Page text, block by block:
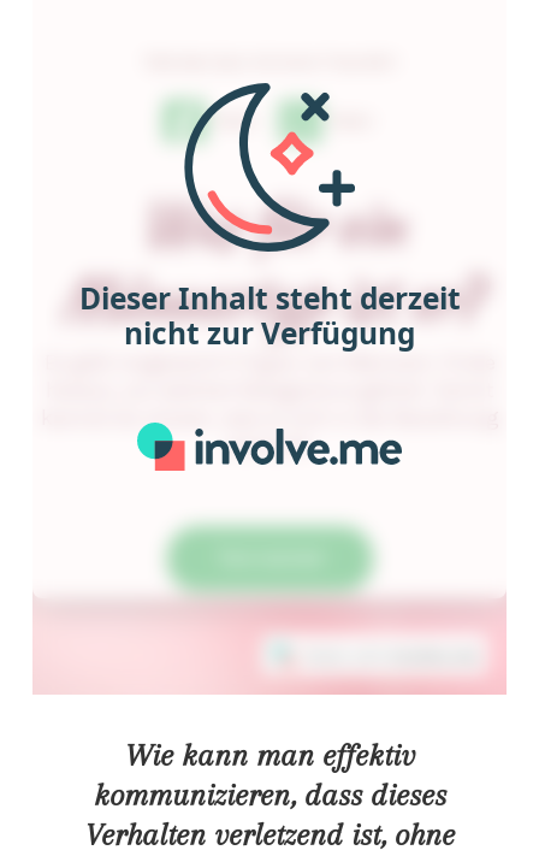
Wie kann man effektiv
kommunizieren, dass dieses
Verhalten verletzend ist, ohne